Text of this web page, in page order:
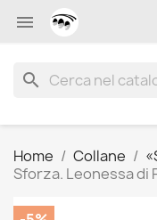

search
Home Collane
Sforza. Leonessa di